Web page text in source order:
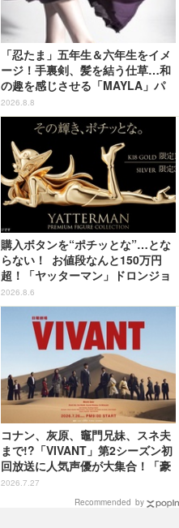
「忍たま」五年生＆六年生をイメ
ージ！手裏剣、髪を結う仕草…和
の趣を感じさせる「MAYLA」パ
ンプス
2026.8.8
購入ボタンを“ポチッとな”…とな
らない！ お値段なんと150万円
超！「ヤッターマン」ドロンジョ
様が黄金の輝きをまといミニフィ
ギュア化 ヤッターワン&おだてブ
2026.8.6
コナン、灰原、竈門兄妹、スネ夫
まで!?「VIVANT」第2シーズン初
回放送に人気声優が大集合！「豪
華すぎる」花江夏樹＆鬼頭明里＆
2026.7.27
Recommended by